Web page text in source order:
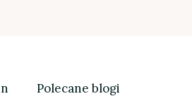
Polecane blogi